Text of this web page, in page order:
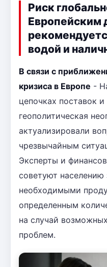
Риск
Европейским
водой и
В связи с
кризиса в Европе -
цепочках поставок
геополитическая
актуализировали
чрезвычайным
Эксперты и
советуют населению
необходимыми
определенным
на случай
проблем.